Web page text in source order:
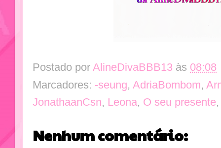
Postado por AlineDivaBBB13 às 08:08
Marcadores: -seung, AdriaBombom,
JonathaanCsn, Leona, O seu presente
Nenhum comentário: